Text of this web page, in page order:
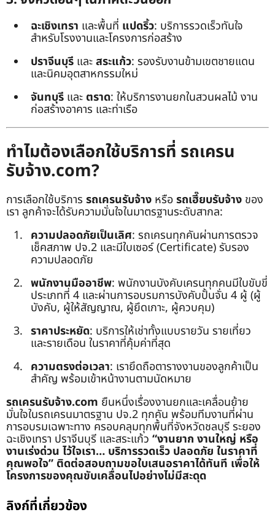
ฉะเชิงเทรา และพื้นที่ แปดริ้ว: บริการรวดเร็วทันใจ
สำหรับโรงงานและโครงการก่อสร้าง
ปราจีนบุรี และสระแก้ว: รองรับงานข้ามเขตชายแดน
และนิคมอุตสาหกรรมใหม่
จันทบุรี และ ตราด: ให้บริการงานยกในสวนผลไม้ งาน
ก่อสร้างอาคาร และท่าเรือ
ทำไมต้องเลือกใช้บริการที่ รถเครน
รับจ้าง.com?
การเลือกใช้บริการ รถเครนรับจ้าง หรือรถเฮี๊ยบรับจ้าง ของ
เรา ลูกค้าจะได้รับความมั่นใจในมาตรฐานระดับสากล:
ความปลอดภัยเป็นเลิศ: รถเครนทุกคันผ่านการตรวจ
เช็คสภาพ ปจ.2 และมีใบเซอร์ (Certificate) รับรอง
ความปลอดภัย
พนักงานมืออาชีพ: พนักงานบังคับเครนทุกคนมีใบขับขี่
ประเภทที่ 4 และผ่านการอบรมการบังคับปั้นจั่น 4 ผู้ (ผู้
บังคับ, ผู้ให้สัญญาณ, ผู้ยึดเกาะ, ผู้ควบคุม)
ราคาประหยัด: บริการให้เช่าทั้งแบบรายวัน รายเที่ยว
และรายเดือน ในราคาที่คุ้มค่าที่สุด
ความตรงต่อเวลา: เรายึดถือตารางงานของลูกค้าเป็น
สำคัญ พร้อมเข้าหน้างานตามนัดหมาย
รถเครนรับจ้าง.com ยืนหนึ่งเรื่องงานยกและเคลื่อนย้าย
มั่นใจในรถเครนมาตรฐาน ปจ.2 ทุกคัน พร้อมทีมงานที่ผ่าน
การอบรมเฉพาะทาง ครอบคลุมทุกพื้นที่จังหวัดชลบุรี ระยอง
ฉะเชิงเทรา ปราจีนบุรี และสระแก้ว “งานยาก งานใหญ่ หรือ
งานเร่งด่วน ไว้ใจเรา… บริการรวดเร็ว ปลอดภัย ในราคาที่
คุณพอใจ” ติดต่อสอบถามขอใบเสนอราคาได้ทันที เพื่อให้
โครงการของคุณขับเคลื่อนไปอย่างไม่มีสะดุด
ลิงก์ที่เกี่ยวข้อง